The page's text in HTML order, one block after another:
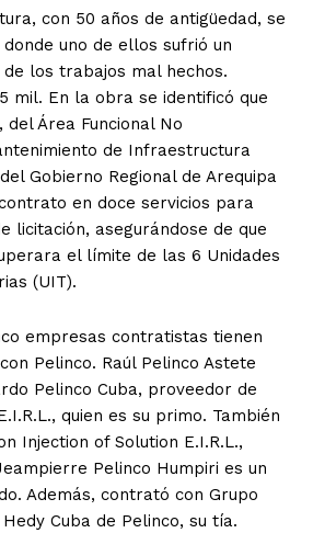
con 50 años de antigüedad, se
uno de ellos sufrió un
los trabajos mal hechos.
mil. En la obra se identificó que
del Área Funcional No
de Infraestructura
Gobierno Regional de Arequipa
en doce servicios para
licitación, asegurándose de que
el límite de las 6 Unidades
(UIT).
empresas contratistas tienen
Pelinco. Raúl Pelinco Astete
Pelinco Cuba, proveedor de
quien es su primo. También
Injection of Solution E.I.R.L.,
Pelinco Humpiri es un
Además, contrató con Grupo
Cuba de Pelinco, su tía.